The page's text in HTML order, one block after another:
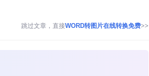
跳过文章，直接WORD转图片在线转换免费>>